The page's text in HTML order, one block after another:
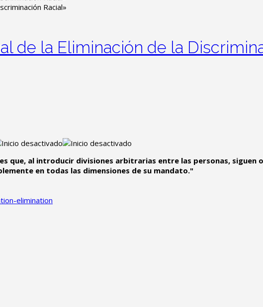
de la Eliminación de la
que, al introducir divisiones arbitrarias entre las personas, siguen
en todas las dimensiones de su mandato."
elimination